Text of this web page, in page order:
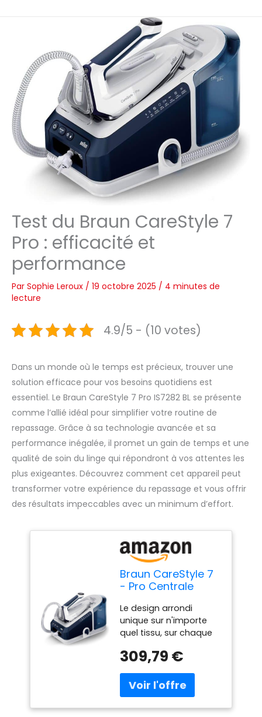
Test du Braun CareStyle 7
Pro : efficacité et
performance
Par Sophie Leroux / 19 octobre 2025 / 4 minutes de
lecture
4.9/5 - (10 votes)
Dans un monde où le temps est précieux, trouver une
solution efficace pour vos besoins quotidiens est
essentiel. Le Braun CareStyle 7 Pro IS7282 BL se présente
comme l’allié idéal pour simplifier votre routine de
repassage. Grâce à sa technologie avancée et sa
performance inégalée, il promet un gain de temps et une
qualité de soin du linge qui répondront à vos attentes les
plus exigeantes. Découvrez comment cet appareil peut
transformer votre expérience du repassage et vous offrir
des résultats impeccables avec un minimum d’effort.
Braun CareStyle 7
- Pro Centrale
chaude, Vapeur
ultra puissant,
Semelle FreeGlide
3D Plus, Réservoir
XL, Vapeur
Verticale et
Système Anti-
Goutte, Bleu
(IS7282BL)
Le design arrondi
unique sur n'importe
quel tissu, sur chaque
arrière Ainsi, vous ne
accrochés aux
boutons Aux poches
309,79 €